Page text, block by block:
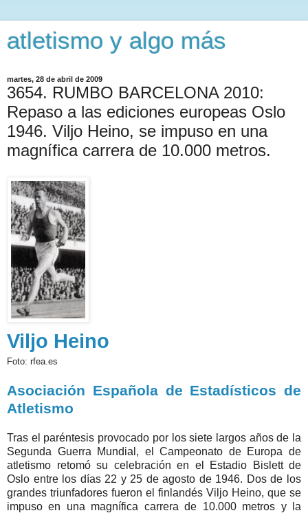
atletismo y algo más
martes, 28 de abril de 2009
3654. RUMBO BARCELONA 2010:
Repaso a las ediciones europeas Oslo
1946. Viljo Heino, se impuso en una
magnífica carrera de 10.000 metros.
Viljo Heino
Foto: rfea.es
Asociación Española de Estadísticos de
Atletismo
Tras el paréntesis provocado por los siete largos años de la
Segunda Guerra Mundial, el Campeonato de Europa de
atletismo retomó su celebración en el Estadio Bislett de
Oslo entre los días 22 y 25 de agosto de 1946. Dos de los
grandes triunfadores fueron el finlandés Viljo Heino, que se
impuso en una magnífica carrera de 10.000 metros y la